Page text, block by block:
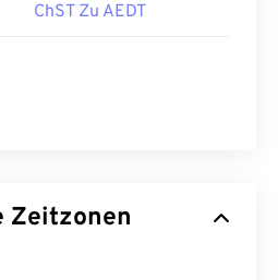
ChST Zu AEDT
Zeitzonen